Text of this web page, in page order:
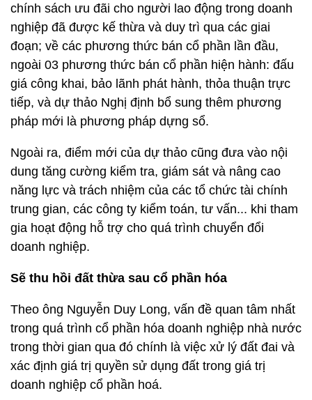
chính sách ưu đãi cho người lao động trong doanh
nghiệp đã được kế thừa và duy trì qua các giai
đoạn; về các phương thức bán cổ phần lần đầu,
ngoài 03 phương thức bán cổ phần hiện hành: đấu
giá công khai, bảo lãnh phát hành, thỏa thuận trực
tiếp, và dự thảo Nghị định bổ sung thêm phương
pháp mới là phương pháp dựng sổ.
Ngoài ra, điểm mới của dự thảo cũng đưa vào nội
dung tăng cường kiểm tra, giám sát và nâng cao
năng lực và trách nhiệm của các tổ chức tài chính
trung gian, các công ty kiểm toán, tư vấn... khi tham
gia hoạt động hỗ trợ cho quá trình chuyển đổi
doanh nghiệp.
Sẽ thu hồi đất thừa sau cổ phần hóa
Theo ông Nguyễn Duy Long, vấn đề quan tâm nhất
trong quá trình cổ phần hóa doanh nghiệp nhà nước
trong thời gian qua đó chính là việc xử lý đất đai và
xác định giá trị quyền sử dụng đất trong giá trị
doanh nghiệp cổ phần hoá.